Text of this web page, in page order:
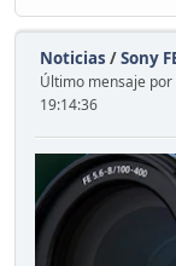
Noticias /Sony
Último mensaje por
19:14:36